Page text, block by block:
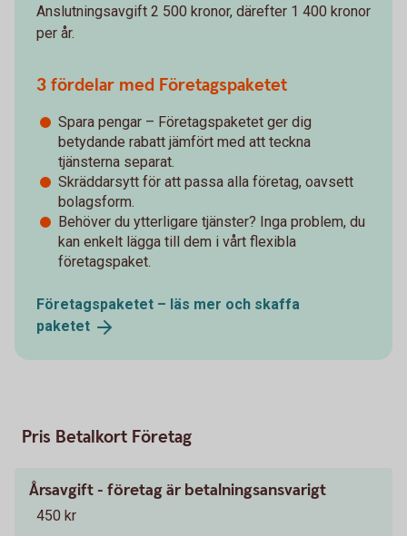
Anslutningsavgift 2 500 kronor, därefter 1 400 kronor
per år.
3 fördelar med Företagspaketet
Spara pengar – Företagspaketet ger dig
betydande rabatt jämfört med att teckna
tjänsterna separat.
Skräddarsytt för att passa alla företag, oavsett
bolagsform.
Behöver du ytterligare tjänster? Inga problem, du
kan enkelt lägga till dem i vårt flexibla
företagspaket.
Företagspaketet – läs mer och skaffa
paketet
Pris Betalkort Företag
Årsavgift - företag är betalningsansvarigt
450 kr